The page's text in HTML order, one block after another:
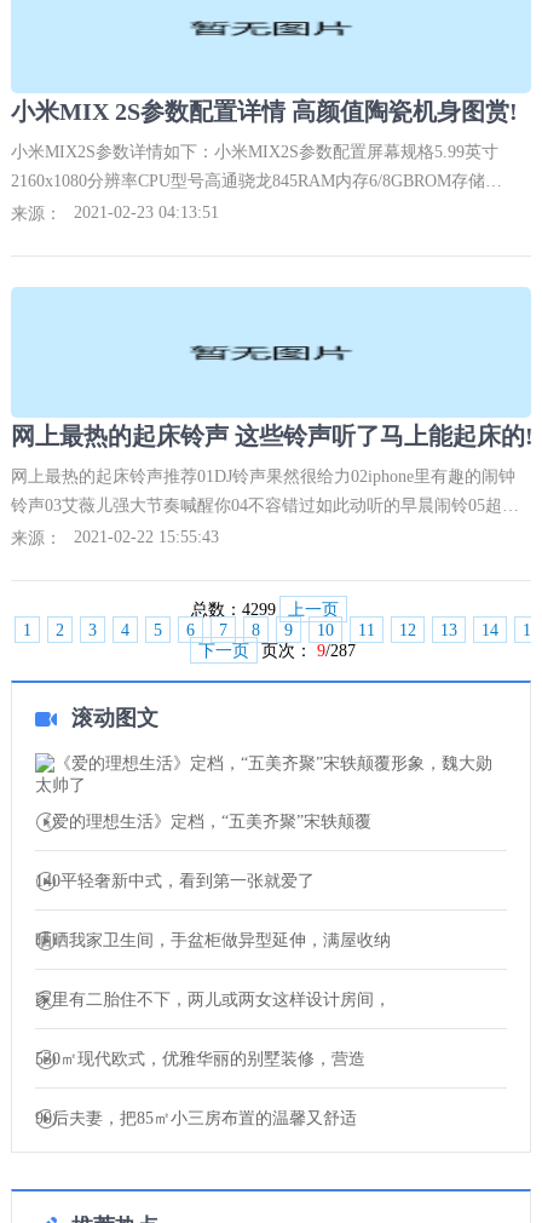
小米MIX 2S参数配置详情 高颜值陶瓷机身图赏!
小米MIX2S参数详情如下：小米MIX2S参数配置屏幕规格5.99英寸
2160x1080分辨率CPU型号高通骁龙845RAM内存6/8GBROM存储
64/128/256GB相机规格前置500万和后置1200万+1200万双摄像头电池
来源： 2021-02-23 04:13:51
网上最热的起床铃声 这些铃声听了马上能起床的!
网上最热的起床铃声推荐01DJ铃声果然很给力02iphone里有趣的闹钟
铃声03艾薇儿强大节奏喊醒你04不容错过如此动听的早晨闹铃05超唯
美钢琴曲铃声-Children of the earth06超炫闹铃《马达加斯加》中鼹鼠
来源： 2021-02-22 15:55:43
总数： 4299
上一页
1
2 3 4 5 6 7 8 9 10 11 12 13 14
15
下一页
页次： 9/287
滚动图文
《爱的理想生活》定档，“五美齐聚”宋轶颠覆
140平轻奢新中式，看到第一张就爱了
晒晒我家卫生间，手盆柜做异型延伸，满屋收纳
家里有二胎住不下，两儿或两女这样设计房间，
530㎡现代欧式，优雅华丽的别墅装修，营造
90后夫妻，把85㎡小三房布置的温馨又舒适